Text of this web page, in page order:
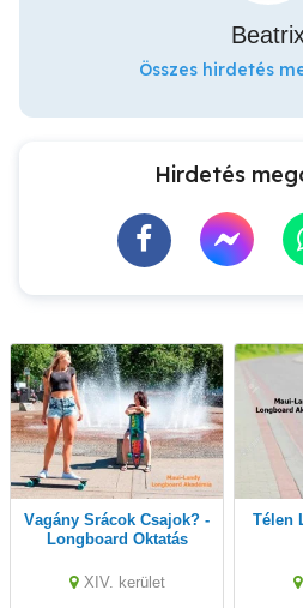
Összes hirdetés
Hirdetés
Vagány Srácok Csajok? -
Longboard Oktatás
XIV. kerület
Télen Longboard (fedett